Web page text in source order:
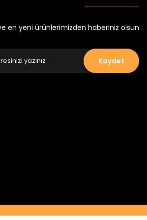
en yeni ürünlerimizden haberiniz olsun
Kaydet